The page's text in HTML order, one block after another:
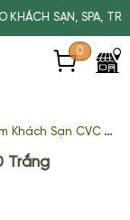
HỌC
0
Sạn CVC T300 Trắng
Trắng